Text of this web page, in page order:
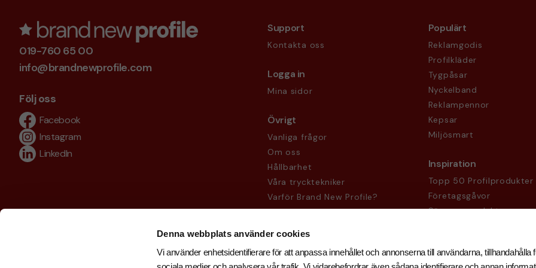
Denna webbplats använder cookies
Vi använder enhetsidentifierare för att anpassa innehållet och annonserna till användarna, tillhandahålla
019-760 65 00
info@brandnewprofile.com
Följ oss
Facebook
Instagram
LinkedIn
Support
Kontakta oss
Logga in
Mina sidor
Övrigt
Vanliga frågor
Om oss
Hållbarhet
Våra trycktekniker
Varför Brand New Profile?
Köpvillkor
Populärt
Reklamgodis
Profilkläder
Tygpåsar
Nyckelband
Reklampennor
Kepsar
Miljösmart
Inspiration
Topp 50 Profilprodukter
Företagsgåvor
Säsongsprodukter